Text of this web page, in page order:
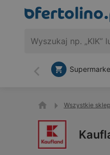
Wstecz
Wszystkie